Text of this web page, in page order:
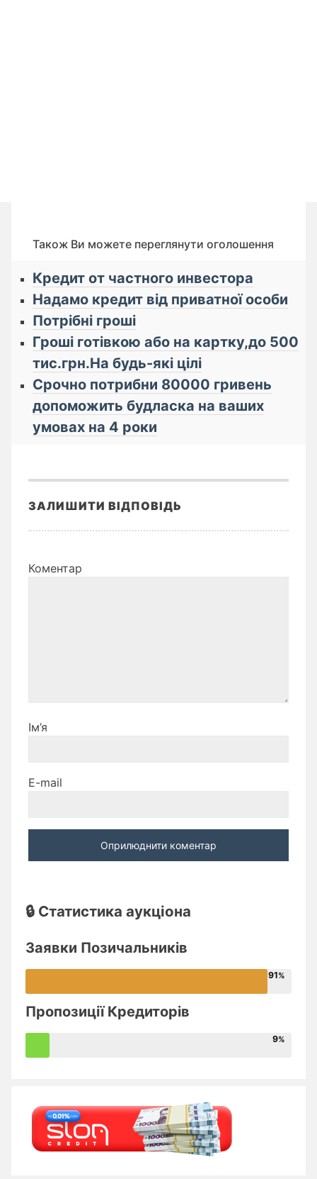
Також Ви можете переглянути оголошення
Кредит от частного инвестора
Надамо кредит від приватної особи
Потрібні гроші
Гроші готівкою або на картку,до 500
тис.грн.На будь-які цілі
Срочно потрибни 80000 гривень
допоможить будласка на ваших
умовах на 4 роки
ЗАЛИШИТИ ВІДПОВІДЬ
Коментар
Ім’я
E-mail
🔒 Статистика аукціона
Заявки Позичальників
91
Пропозиції Кредиторів
9